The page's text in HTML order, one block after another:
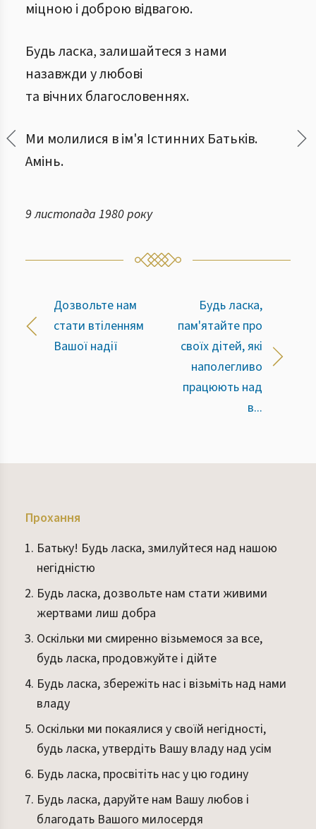
міцною і доброю відвагою.
Будь ласка, залишайтеся з нами
назавжди у любові
та вічних благословеннях.
Ми молилися в ім'я Істинних Батьків.
Амінь.
9 листопада 1980 року
Дозвольте нам
стати втіленням
Вашої надії
Будь ласка,
пам'ятайте про
своїх дітей, які
наполегливо
працюють над
в...
Прохання
Батьку! Будь ласка, змилуйтеся над нашою
негідністю
Будь ласка, дозвольте нам стати живими
жертвами лиш добра
Оскільки ми смиренно візьмемося за все,
будь ласка, продовжуйте і дійте
Будь ласка, збережіть нас і візьміть над нами
владу
Оскільки ми покаялися у своїй негідності,
будь ласка, утвердіть Вашу владу над усім
Будь ласка, просвітіть нас у цю годину
Будь ласка, даруйте нам Вашу любов і
благодать Вашого милосердя